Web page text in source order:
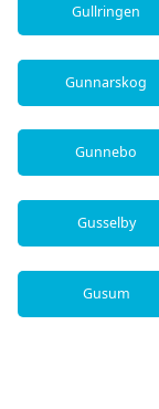
Gullringen
Gunnarskog
Gunnebo
Gusselby
Gusum